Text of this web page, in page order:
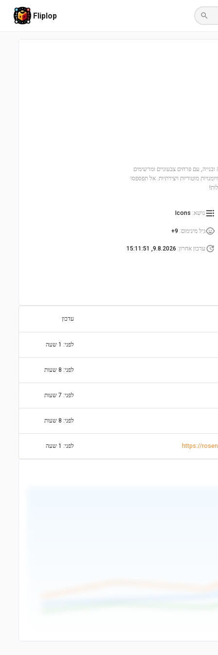
Fliplop
ייחודית של יצירה ובנייה, עם פרחים צבעוניים ומרשימים
מוטוריות ויצירתיות. אל תפספסו
נושא:
Icons
גיל מינימום:
9+
עדכון אחרון:
9.8.2026, 15:11:51
עדכון
לפני: 1 שעה
לפני: 8 שעות
לפני: 7 שעות
לפני: 8 שעות
https:// לפני: 1 שעה